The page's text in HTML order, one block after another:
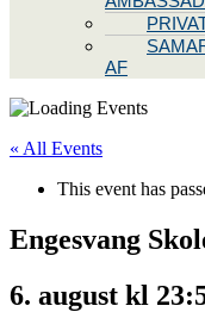
AF
« All Events
This event has
Engesvang
6. august kl